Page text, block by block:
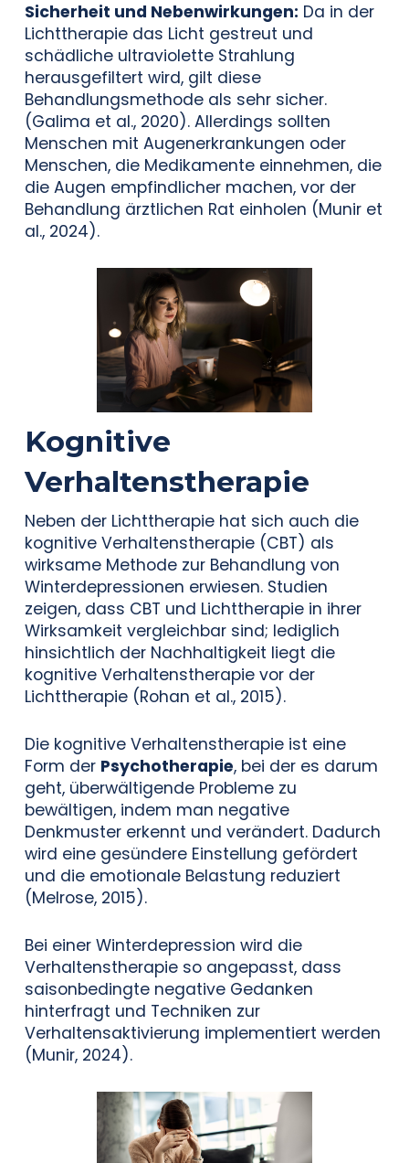
Sicherheit und Nebenwirkungen: Da in der
Lichttherapie das Licht gestreut und
schädliche ultraviolette Strahlung
herausgefiltert wird, gilt diese
Behandlungsmethode als sehr sicher.
(Galima et al., 2020). Allerdings sollten
Menschen mit Augenerkrankungen oder
Menschen, die Medikamente einnehmen, die
die Augen empfindlicher machen, vor der
Behandlung ärztlichen Rat einholen (Munir et
al., 2024).
Kognitive
Verhaltenstherapie
Neben der Lichttherapie hat sich auch die
kognitive Verhaltenstherapie (CBT) als
wirksame Methode zur Behandlung von
Winterdepressionen erwiesen. Studien
zeigen, dass CBT und Lichttherapie in ihrer
Wirksamkeit vergleichbar sind; lediglich
hinsichtlich der Nachhaltigkeit liegt die
kognitive Verhaltenstherapie vor der
Lichttherapie (Rohan et al., 2015).
Die kognitive Verhaltenstherapie ist eine
Form der Psychotherapie, bei der es darum
geht, überwältigende Probleme zu
bewältigen, indem man negative
Denkmuster erkennt und verändert. Dadurch
wird eine gesündere Einstellung gefördert
und die emotionale Belastung reduziert
(Melrose, 2015).
Bei einer Winterdepression wird die
Verhaltenstherapie so angepasst, dass
saisonbedingte negative Gedanken
hinterfragt und Techniken zur
Verhaltensaktivierung implementiert werden
(Munir, 2024).